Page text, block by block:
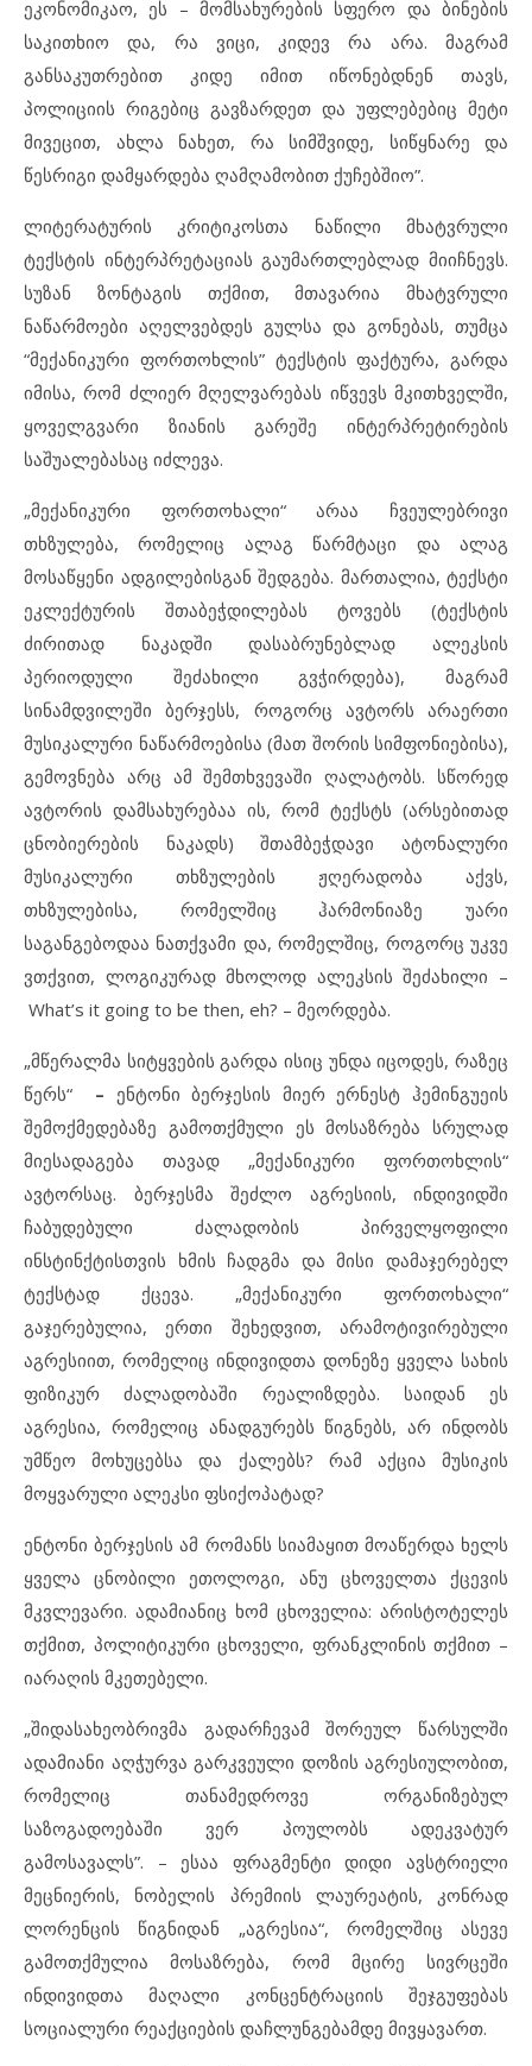
ეკონომიკაო, ეს – მომსახურების სფერო და ბინების
საკითხიო და, რა ვიცი, კიდევ რა არა. მაგრამ
განსაკუთრებით კიდე იმით იწონებდნენ თავს,
პოლიციის რიგებიც გავზარდეთ და უფლებებიც მეტი
მივეცით, ახლა ნახეთ, რა სიმშვიდე, სიწყნარე და
წესრიგი დამყარდება ღამღამობით ქუჩებშიო”.
ლიტერატურის კრიტიკოსთა ნაწილი მხატვრული
ტექსტის ინტერპრეტაციას გაუმართლებლად მიიჩნევს.
სუზან ზონტაგის თქმით, მთავარია მხატვრული
ნაწარმოები აღელვებდეს გულსა და გონებას, თუმცა
“მექანიკური ფორთოხლის” ტექსტის ფაქტურა, გარდა
იმისა, რომ ძლიერ მღელვარებას იწვევს მკითხველში,
ყოველგვარი ზიანის გარეშე ინტერპრეტირების
საშუალებასაც იძლევა.
„მექანიკური ფორთოხალი“ არაა ჩვეულებრივი
თხზულება, რომელიც ალაგ წარმტაცი და ალაგ
მოსაწყენი ადგილებისგან შედგება. მართალია, ტექსტი
ეკლექტურის შთაბეჭდილებას ტოვებს (ტექსტის
ძირითად ნაკადში დასაბრუნებლად ალეკსის
პერიოდული შეძახილი გვჭირდება), მაგრამ
სინამდვილეში ბერჯესს, როგორც ავტორს არაერთი
მუსიკალური ნაწარმოებისა (მათ შორის სიმფონიებისა),
გემოვნება არც ამ შემთხვევაში ღალატობს. სწორედ
ავტორის დამსახურებაა ის, რომ ტექსტს (არსებითად
ცნობიერების ნაკადს) შთამბეჭდავი ატონალური
მუსიკალური თხზულების ჟღერადობა აქვს,
თხზულებისა, რომელშიც ჰარმონიაზე უარი
საგანგებოდაა ნათქვამი და, რომელშიც, როგორც უკვე
ვთქვით, ლოგიკურად მხოლოდ ალეკსის შეძახილი –
What’s it going to be then, eh? – მეორდება.
„მწერალმა სიტყვების გარდა ისიც უნდა იცოდეს, რაზეც
წერს“ – ენტონი ბერჯესის მიერ ერნესტ ჰემინგუეის
შემოქმედებაზე გამოთქმული ეს მოსაზრება სრულად
მიესადაგება თავად „მექანიკური ფორთოხლის“
ავტორსაც. ბერჯესმა შეძლო აგრესიის, ინდივიდში
ჩაბუდებული ძალადობის პირველყოფილი
ინსტინქტისთვის ხმის ჩადგმა და მისი დამაჯერებელ
ტექსტად ქცევა. „მექანიკური ფორთოხალი“
გაჯერებულია, ერთი შეხედვით, არამოტივირებული
აგრესიით, რომელიც ინდივიდთა დონეზე ყველა სახის
ფიზიკურ ძალადობაში რეალიზდება. საიდან ეს
აგრესია, რომელიც ანადგურებს წიგნებს, არ ინდობს
უმწეო მოხუცებსა და ქალებს? რამ აქცია მუსიკის
მოყვარული ალეკსი ფსიქოპატად?
ენტონი ბერჯესის ამ რომანს სიამაყით მოაწერდა ხელს
ყველა ცნობილი ეთოლოგი, ანუ ცხოველთა ქცევის
მკვლევარი. ადამიანიც ხომ ცხოველია: არისტოტელეს
თქმით, პოლიტიკური ცხოველი, ფრანკლინის თქმით –
იარაღის მკეთებელი.
„შიდასახეობრივმა გადარჩევამ შორეულ წარსულში
ადამიანი აღჭურვა გარკვეული დოზის აგრესიულობით,
რომელიც თანამედროვე ორგანიზებულ
საზოგადოებაში ვერ პოულობს ადეკვატურ
გამოსავალს”. – ესაა ფრაგმენტი დიდი ავსტრიელი
მეცნიერის, ნობელის პრემიის ლაურეატის, კონრად
ლორენცის წიგნიდან „აგრესია“, რომელშიც ასევე
გამოთქმულია მოსაზრება, რომ მცირე სივრცეში
ინდივიდთა მაღალი კონცენტრაციის შეჯგუფებას
სოციალური რეაქციების დაჩლუნგებამდე მივყავართ.